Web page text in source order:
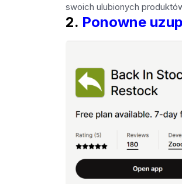
swoich ulubionych
2. Ponowne